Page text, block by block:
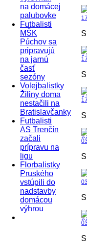
na domácej
palubovke
Futbalisti
MŠK
Púchov sa
pripravujú
na jarnú
časť
sezóny
Volejbalistky
Žiliny doma
nestačili na
Bratislavčanky
Futbalisti
AS Trenčín
začali
prípravu na
ligu
Florbalistky
Pruského
vstúpili do
nadstavby
domácou
výhrou